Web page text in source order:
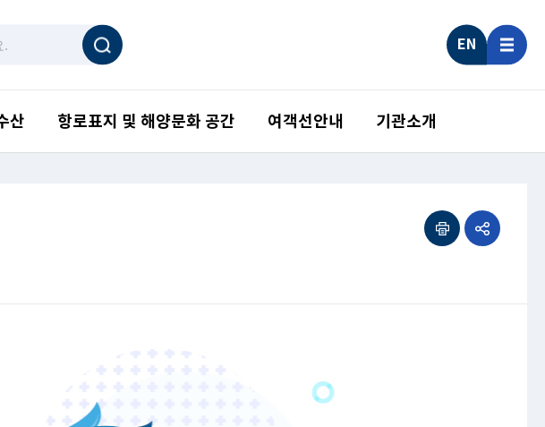
EN
산 항로표지 및 해양문화 공간 여객선안내 기관소개
인쇄하기공유하기